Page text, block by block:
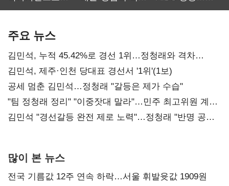
주요 뉴스
김민석, 누적 45.42%로 경선 1위…정청래와 격차
0.86%p(2보)
김민석, 제주·인천 당대표 경선서 '1위'(1보)
공세 멈춘 김민석…정청래 "갈등은 제가 수습"
"팀 정청래 정리" "이중잣대 말라"…민주 최고위원 계파
다툼 격화
김민석 "경선갈등 완전 제로 노력"…정청래 "반명 공세
많이 본 뉴스
전국 기름값 12주 연속 하락…서울 휘발윳값 1909원